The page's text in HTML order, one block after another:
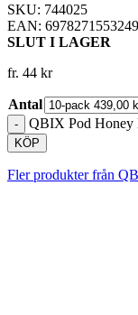
SKU: 744025
EAN: 6978271553249
SLUT I LAGER
fr. 44 kr
Antal
QBIX Pod Honey
KÖP
Fler produkter från